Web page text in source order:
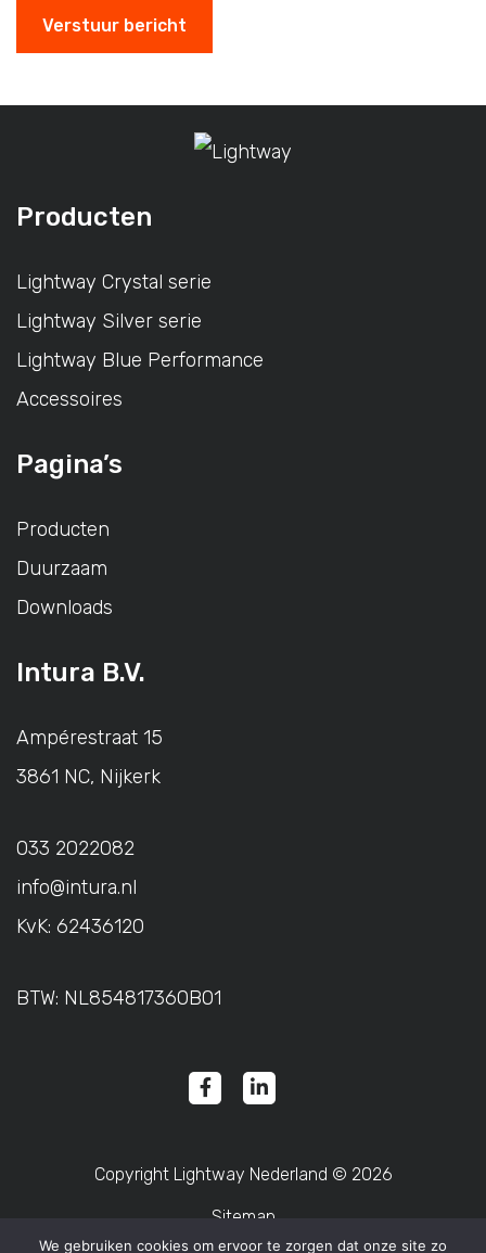
Producten
Lightway Crystal serie
Lightway Silver serie
Lightway Blue Performance
Accessoires
Pagina’s
Producten
Duurzaam
Downloads
Intura B.V.
Ampérestraat 15
3861 NC, Nijkerk
033 2022082
info@intura.nl
KvK: 62436120
BTW: NL854817360B01
Copyright Lightway Nederland © 2026
Sitemap
We gebruiken cookies om ervoor te zorgen dat onze site zo